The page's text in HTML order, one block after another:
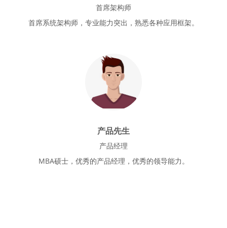
首席架构师
首席系统架构师，专业能力突出，熟悉各种应用框架。
产品先生
产品经理
MBA硕士，优秀的产品经理，优秀的领导能力。